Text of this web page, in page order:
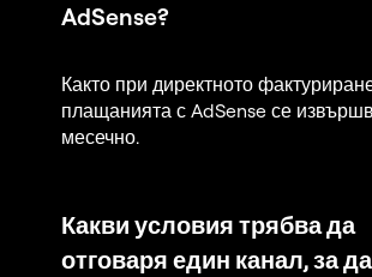
AdSense?
Както при директното
плащанията с AdSense се
месечно.
Какви условия трябва да
отговаря един канал, за